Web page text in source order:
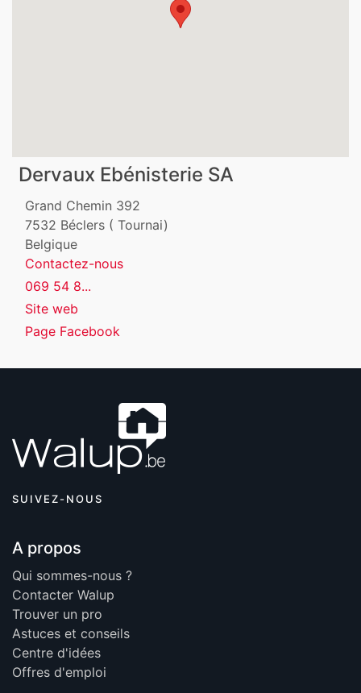
Dervaux Ebénisterie SA
Grand Chemin 392
7532 Béclers ( Tournai)
Belgique
Contactez-nous
069 54 8...
Site web
Page Facebook
SUIVEZ-NOUS
A propos
Qui sommes-nous ?
Contacter Walup
Trouver un pro
Astuces et conseils
Centre d'idées
Offres d'emploi